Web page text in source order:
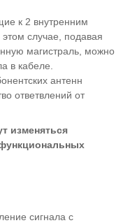
к 2 внутренним
случае, подавая
магистраль, можно
в кабеле.
антенн
ответвлений от
изменяться
сигнала с